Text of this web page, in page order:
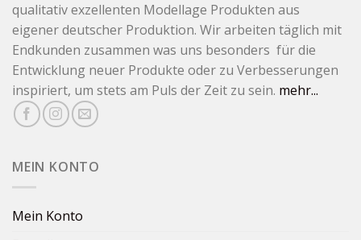
qualitativ exzellenten Modellage Produkten aus
eigener deutscher Produktion. Wir arbeiten täglich mit
Endkunden zusammen was uns besonders für die
Entwicklung neuer Produkte oder zu Verbesserungen
inspiriert, um stets am Puls der Zeit zu sein. mehr...
MEIN KONTO
Mein Konto